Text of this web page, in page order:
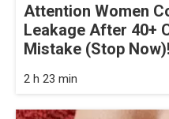
Attention Women
Leakage After 40+
Mistake (Stop Now)!
2 h 23 min